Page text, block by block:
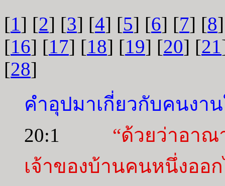
[1] [2] [3] [4] [5] [6] [7] [8
[16] [17] [18] [19] [20] [21
[28]
คำอุปมาเกี่ยวกับคนงา
20:1 “ด้วยว่าอาณ
เจ้าของบ้านคนหนึ่งออ